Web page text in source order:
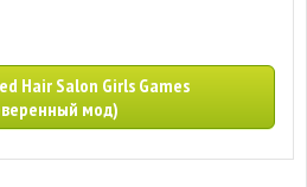
Hair Salon Girls Games
мод)